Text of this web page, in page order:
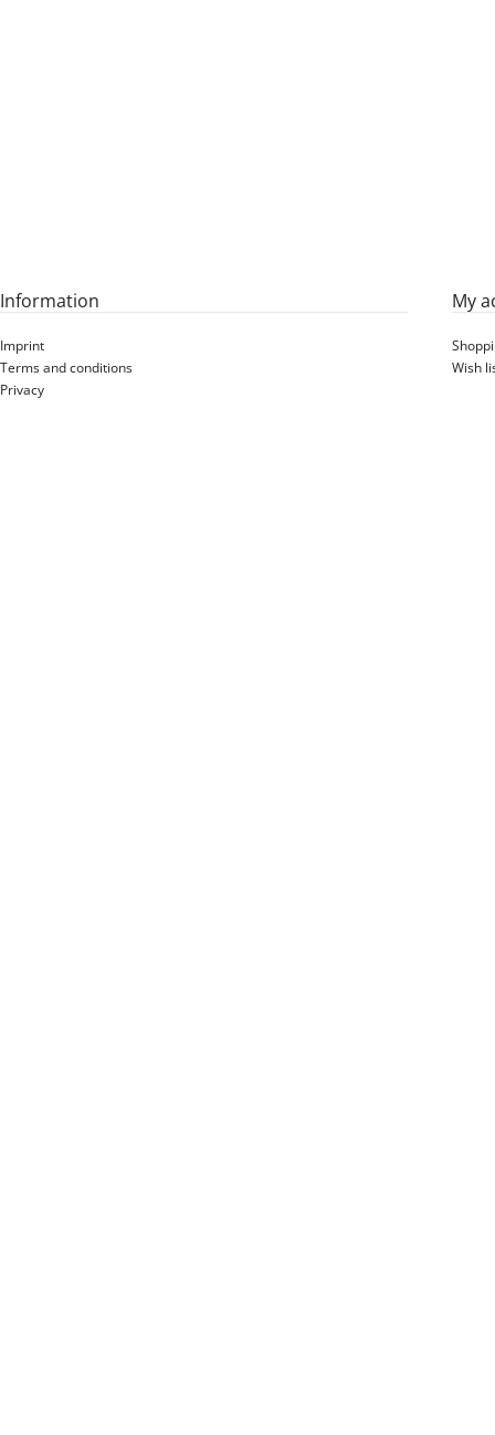
Information
Imprint
Terms and conditions
Privacy
My
Wish